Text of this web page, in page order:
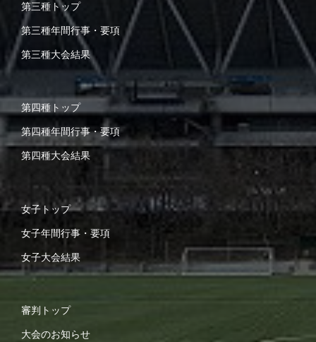
第三種トップ
第三種年間行事・要項
第三種大会結果
第四種トップ
第四種年間行事・要項
第四種大会結果
女子トップ
女子年間行事・要項
女子大会結果
審判トップ
大会のお知らせ